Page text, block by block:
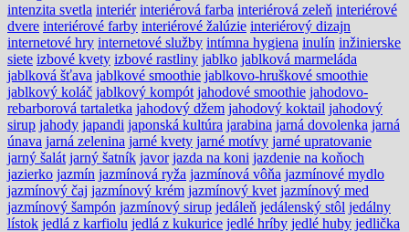
intenzita svetla interiér interiérová farba interiérová zeleň interiérové
dvere interiérové farby interiérové žalúzie interiérový dizajn
internetové hry internetové služby intímna hygiena inulín inžinierske
siete izbové kvety izbové rastliny jablko jablková marmeláda
jablková šťava jablkové smoothie jablkovo-hruškové smoothie
jablkový koláč jablkový kompót jahodové smoothie jahodovo-
rebarborová tartaletka jahodový džem jahodový koktail jahodový
sirup jahody japandi japonská kultúra jarabina jarná dovolenka jarná
únava jarná zelenina jarné kvety jarné motívy jarné upratovanie
jarný šalát jarný šatník javor jazda na koni jazdenie na koňoch
jazierko jazmín jazmínová ryža jazmínová vôňa jazmínové mydlo
jazmínový čaj jazmínový krém jazmínový kvet jazmínový med
jazmínový šampón jazmínový sirup jedáleň jedálenský stôl jedálny
lístok jedlá z karfiolu jedlá z kukurice jedlé hríby jedlé huby jedlička